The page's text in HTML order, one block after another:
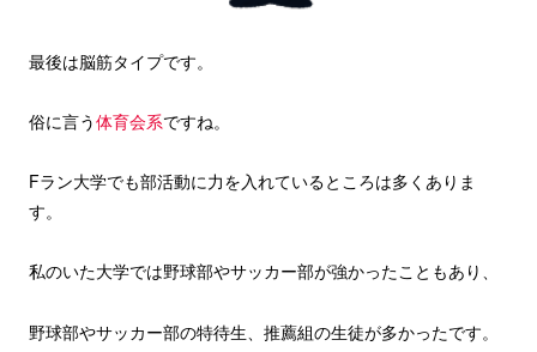
最後は脳筋タイプです。
俗に言う体育会系ですね。
Fラン大学でも部活動に力を入れているところは多くありま
す。
私のいた大学では野球部やサッカー部が強かったこともあり、
野球部やサッカー部の特待生、推薦組の生徒が多かったです。